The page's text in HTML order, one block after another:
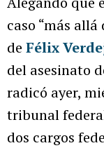
caso “más
de Félix
del asesinato
radicó ayer,
tribunal
dos cargos